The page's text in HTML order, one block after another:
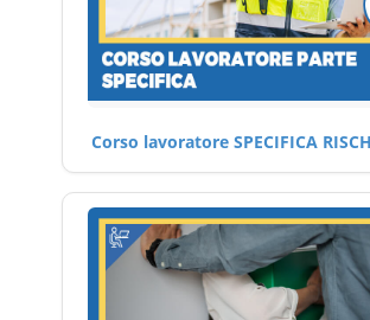
Corso lavoratore SPECIFICA